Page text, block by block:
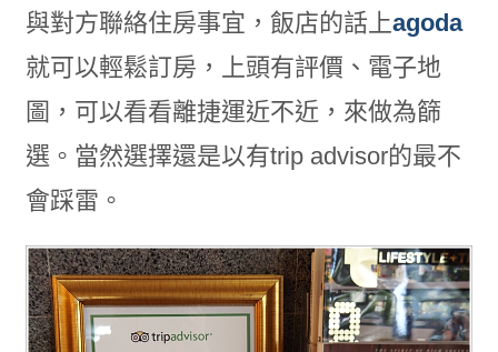
與對方聯絡住房事宜，飯店的話上agoda
就可以輕鬆訂房，上頭有評價、電子地
圖，可以看看離捷運近不近，來做為篩
選。當然選擇還是以有trip advisor的最不
會踩雷。